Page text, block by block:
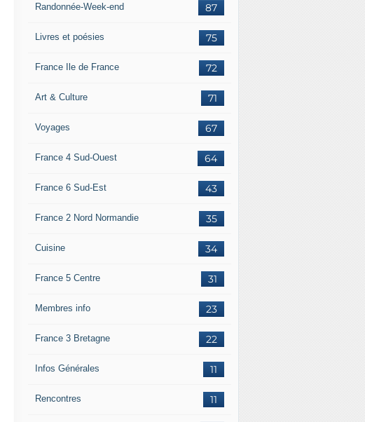
87
Randonnée-Week-end
75
Livres et poésies
72
France Ile de France
71
Art & Culture
67
Voyages
64
France 4 Sud-Ouest
43
France 6 Sud-Est
35
France 2 Nord Normandie
34
Cuisine
31
France 5 Centre
23
Membres info
22
France 3 Bretagne
11
Infos Générales
11
Rencontres